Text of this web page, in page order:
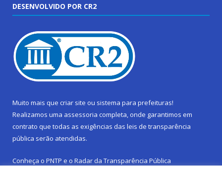
DESENVOLVIDO POR CR2
Muito mais que criar site ou sistema para prefeituras!
Realizamos uma assessoria completa, onde garantimos em
contrato que todas as exigências das leis de transparência
pública serão atendidas.
Conheça o PNTP e o Radar da Transparência Pública